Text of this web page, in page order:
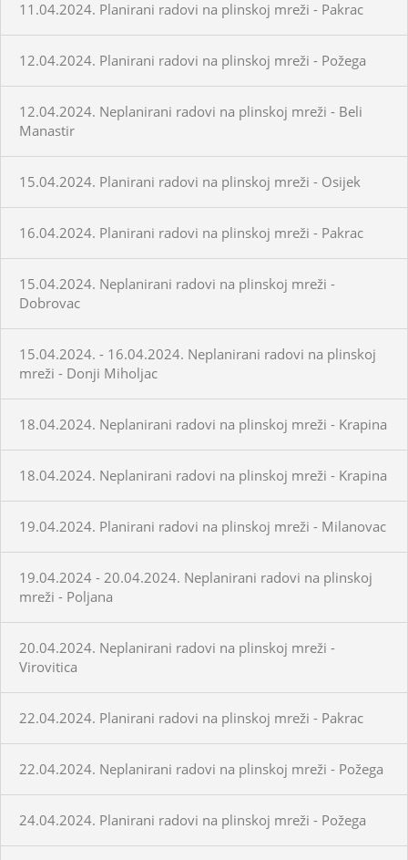
11.04.2024. Planirani radovi na plinskoj mreži - Pakrac
12.04.2024. Planirani radovi na plinskoj mreži - Požega
12.04.2024. Neplanirani radovi na plinskoj mreži - Beli
Manastir
15.04.2024. Planirani radovi na plinskoj mreži - Osijek
16.04.2024. Planirani radovi na plinskoj mreži - Pakrac
15.04.2024. Neplanirani radovi na plinskoj mreži -
Dobrovac
15.04.2024. - 16.04.2024. Neplanirani radovi na plinskoj
mreži - Donji Miholjac
18.04.2024. Neplanirani radovi na plinskoj mreži - Krapina
18.04.2024. Neplanirani radovi na plinskoj mreži - Krapina
19.04.2024. Planirani radovi na plinskoj mreži - Milanovac
19.04.2024 - 20.04.2024. Neplanirani radovi na plinskoj
mreži - Poljana
20.04.2024. Neplanirani radovi na plinskoj mreži -
Virovitica
22.04.2024. Planirani radovi na plinskoj mreži - Pakrac
22.04.2024. Neplanirani radovi na plinskoj mreži - Požega
24.04.2024. Planirani radovi na plinskoj mreži - Požega